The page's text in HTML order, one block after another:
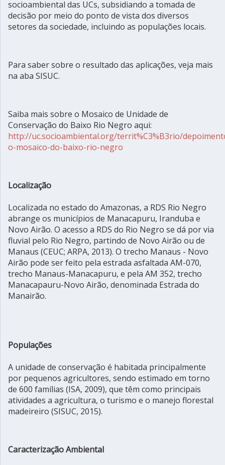
socioambiental das UCs, subsidiando a tomada de
decisão por meio do ponto de vista dos diversos
setores da sociedade, incluindo as populações locais.
Para saber sobre o resultado das aplicações, veja mais
na aba SISUC.
Saiba mais sobre o Mosaico de Unidade de
Conservação do Baixo Rio Negro aqui:
http://uc.socioambiental.org/territ%C3%B3rio/
o-mosaico-do-baixo-rio-negro
Localização
Localizada no estado do Amazonas, a RDS Rio Negro
abrange os municípios de Manacapuru, Iranduba e
Novo Airão. O acesso a RDS do Rio Negro se dá por via
fluvial pelo Rio Negro, partindo de Novo Airão ou de
Manaus (CEUC; ARPA, 2013). O trecho Manaus - Novo
Airão pode ser feito pela estrada asfaltada AM-070,
trecho Manaus-Manacapuru, e pela AM 352, trecho
Manacapauru-Novo Airão, denominada Estrada do
Manairão.
Populações
A unidade de conservação é habitada principalmente
por pequenos agricultores, sendo estimado em torno
de 600 famílias (ISA, 2009), que têm como principais
atividades a agricultura, o turismo e o manejo florestal
madeireiro (SISUC, 2015).
Caracterização Ambiental